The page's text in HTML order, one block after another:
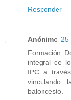
Responder
Anónimo 25
Formación
integral de
IPC a
vinculando
baloncesto.